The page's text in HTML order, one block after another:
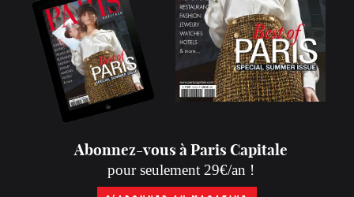
Abonnez-vous à Paris Capitale
pour seulement 29€/an !